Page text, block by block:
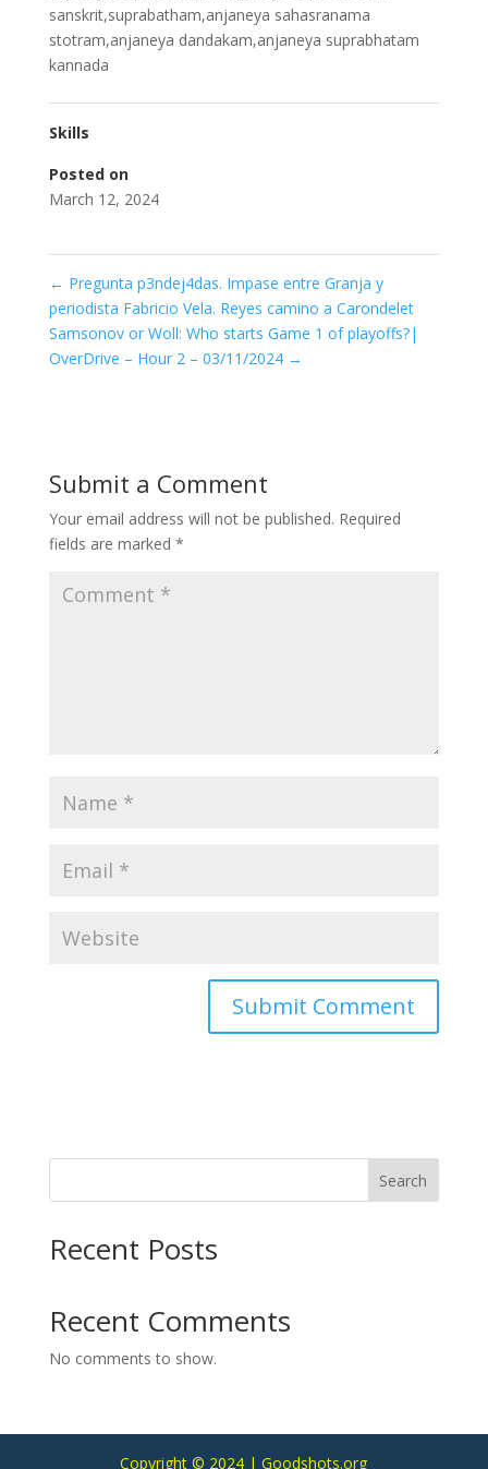
sanskrit,suprabatham,anjaneya sahasranama
stotram,anjaneya dandakam,anjaneya suprabhatam
kannada
Skills
Posted on
March 12, 2024
← Pregunta p3ndej4das. Impase entre Granja y
periodista Fabricio Vela. Reyes camino a Carondelet
Samsonov or Woll: Who starts Game 1 of playoffs?|
OverDrive – Hour 2 – 03/11/2024 →
Submit a Comment
Your email address will not be published. Required
fields are marked *
Search
Recent Posts
Recent Comments
No comments to show.
Copyright © 2024 | Goodshots.org